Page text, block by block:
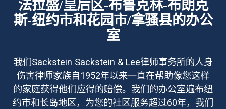
法拉盛/皇后区-布鲁克林-布朗克
斯-纽约市和花园市/拿骚县的办公
室
我们Sackstein Sackstein & Lee律师事务所的人身
伤害律师家族自1952年以来一直在帮助像您这样
的家庭获得他们应得的赔偿。我们的办公室遍布纽
约市和长岛地区，为您的社区服务超过60年，我们